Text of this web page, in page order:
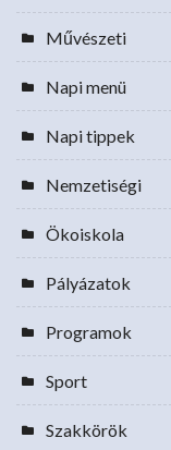
Művészeti
Napi menü
Napi tippek
Nemzetiségi
Ökoiskola
Pályázatok
Programok
Sport
Szakkörök